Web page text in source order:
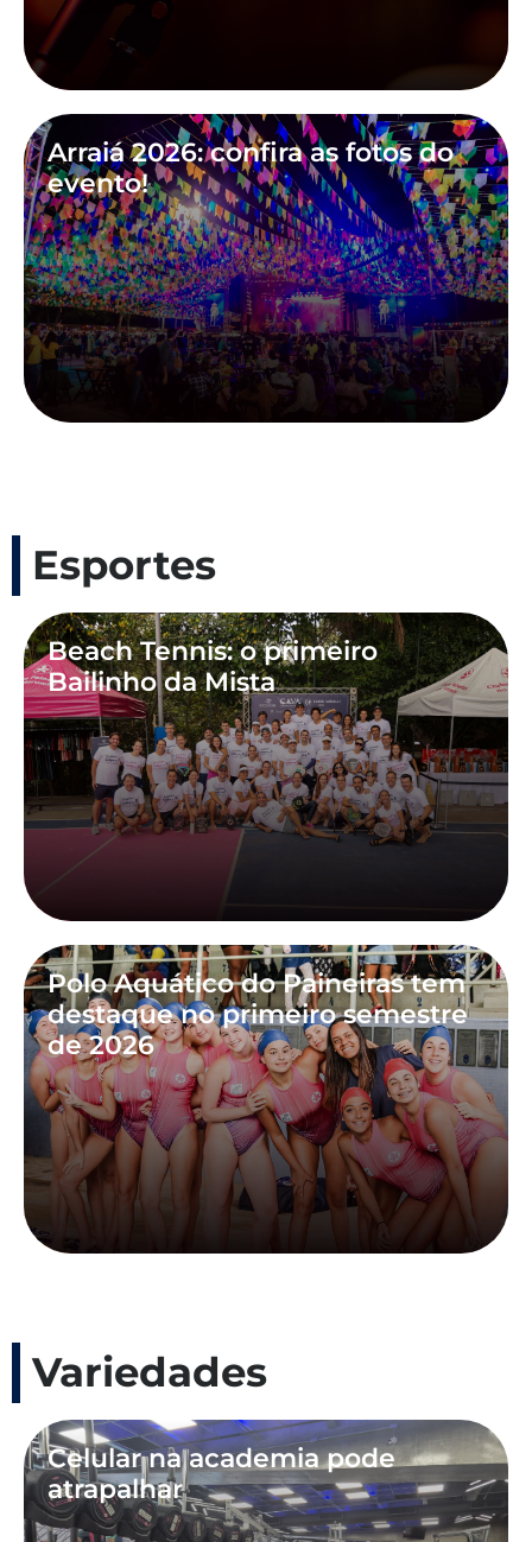
Arraiá 2026: confira as fotos do
evento!
Esportes
Beach Tennis: o primeiro
Bailinho da Mista
Polo Aquático do Paineiras tem
destaque no primeiro semestre
de 2026
Variedades
Celular na academia pode
atrapalhar